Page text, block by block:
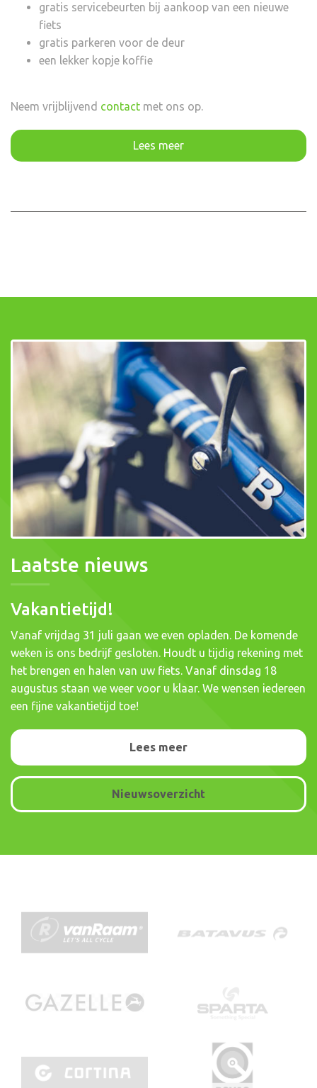
gratis servicebeurten bij aankoop van een nieuwe
fiets
gratis parkeren voor de deur
een lekker kopje koffie
Neem vrijblijvend contact met ons op.
Lees meer
Laatste nieuws
Vakantietijd!
Vanaf vrijdag 31 juli gaan we even opladen. De komende
weken is ons bedrijf gesloten. Houdt u tijdig rekening met
het brengen en halen van uw fiets. Vanaf dinsdag 18
augustus staan we weer voor u klaar. We wensen iedereen
een fijne vakantietijd toe!
Lees meer
Nieuwsoverzicht